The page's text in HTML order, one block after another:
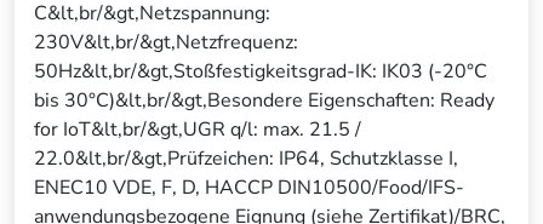
C&lt,br/&gt,Netzspannung:
230V&lt,br/&gt,Netzfrequenz:
50Hz&lt,br/&gt,Stoßfestigkeitsgrad-IK: IK03 (-20°C
bis 30°C)&lt,br/&gt,Besondere Eigenschaften: Ready
for IoT&lt,br/&gt,UGR q/l: max. 21.5 /
22.0&lt,br/&gt,Prüfzeichen: IP64, Schutzklasse I,
ENEC10 VDE, F, D, HACCP DIN10500/Food/IFS-
anwendungsbezogene Eignung (siehe Zertifikat)/BRC,